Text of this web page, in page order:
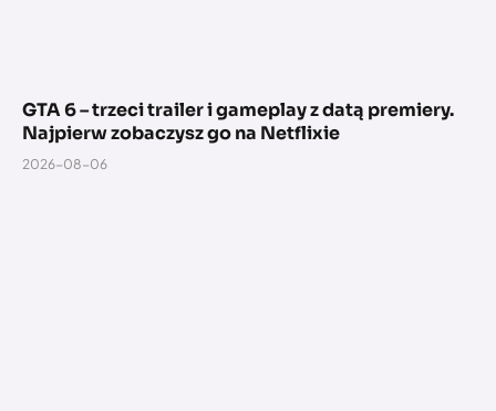
GTA 6 – trzeci trailer i gameplay z datą premiery.
Najpierw zobaczysz go na Netflixie
2026-08-06